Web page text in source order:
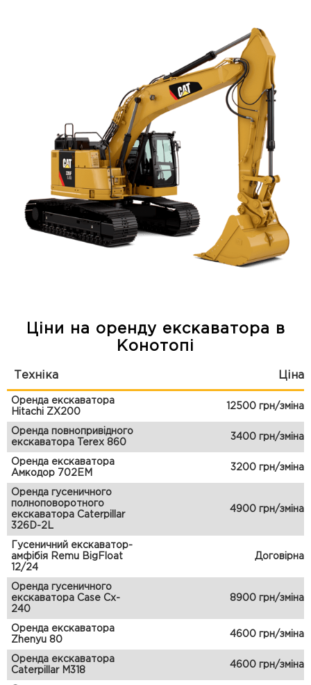
Ціни на оренду екскаватора в
Конотопі
Техніка Ціна
Оренда екскаватора
Hitachi ZX200
12500 грн/зміна
Оренда повнопривідного
екскаватора Terex 860
3400 грн/зміна
Оренда екскаватора
Амкодор 702ЕМ
3200 грн/зміна
Оренда гусеничного
полноповоротного
екскаватора Caterpillar
326D-2L
4900 грн/зміна
Гусеничний екскаватор-
амфібія Remu BigFloat
12/24
Договірна
Оренда гусеничного
екскаватора Case Cx-
240
8900 грн/зміна
Оренда екскаватора
Zhenyu 80
4600 грн/зміна
Оренда екскаватора
Caterpillar M318
4600 грн/зміна